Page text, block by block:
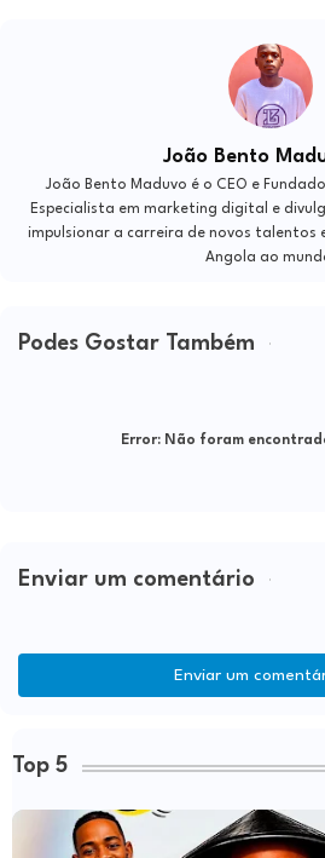
João Bento
João Bento Maduvo é o CEO e
Especialista em marketing digital e
impulsionar a carreira de novos talentos
Angola ao
Podes Gostar Também
Error: Não foram
Enviar um comentário
Enviar um
Top 5